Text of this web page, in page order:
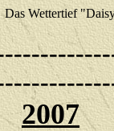
Das Wettertief
2007